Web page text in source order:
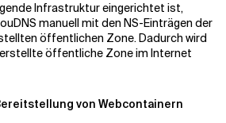
Infrastruktur eingerichtet ist,
manuell mit den NS-Einträgen der
öffentlichen Zone. Dadurch wird
öffentliche Zone im Internet
von Webcontainern